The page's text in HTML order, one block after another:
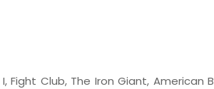
Club, The Iron Giant, American